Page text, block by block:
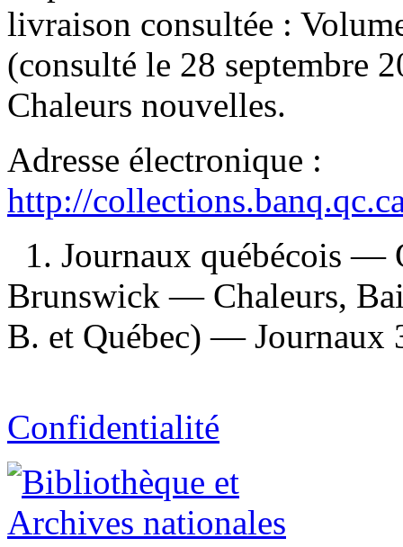
livraison consultée :
(consulté le 28 septembre
Chaleurs nouvelles.
Adresse électronique :
http://
1. Journaux québécois
Brunswick — Chaleurs,
B. et Québec) — Journaux
Confidentialité